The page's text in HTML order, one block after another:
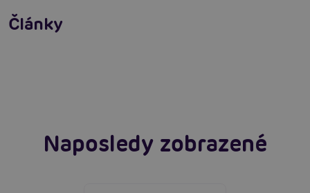
Články
neodolatelně sexy
Číst více
Erotická inteligence: Příručka Sexiomů
Naposledy zobrazené